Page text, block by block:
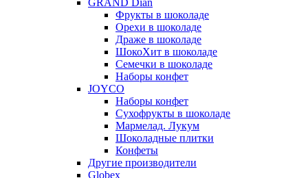
GRAND Dian
Фрукты в шоколаде
Орехи в шоколаде
Драже в шоколаде
ШокоХит в шоколаде
Семечки в шоколаде
Наборы конфет
JOYCO
Наборы конфет
Сухофрукты в шоколаде
Мармелад. Лукум
Шоколадные плитки
Конфеты
Другие производители
Globex